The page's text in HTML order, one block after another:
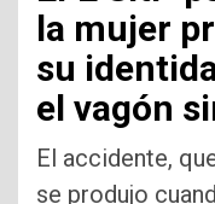
la mujer
su
el vagón
El accidente,
se produjo